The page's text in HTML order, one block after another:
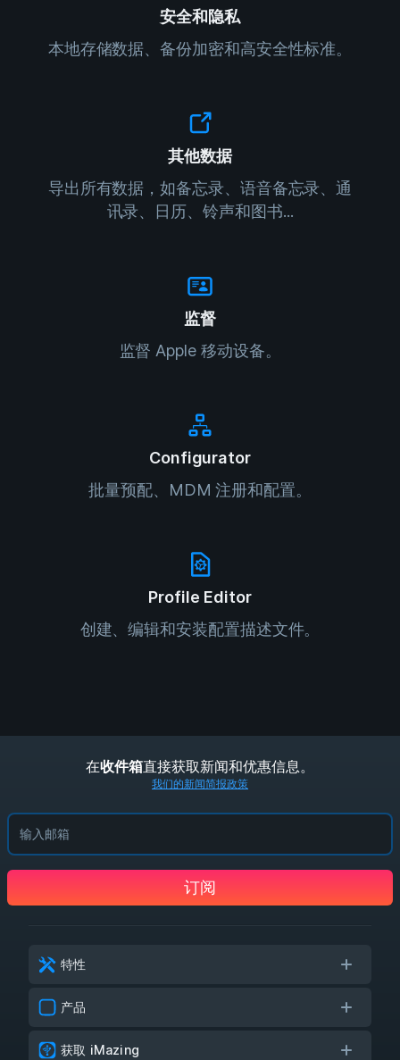
安全和隐私
本地存储数据、备份加密和高安全性标准。
其他数据
导出所有数据，如备忘录、语音备忘录、通
讯录、日历、铃声和图书...
监督
监督 Apple 移动设备。
Configurator
批量预配、MDM 注册和配置。
Profile Editor
创建、编辑和安装配置描述文件。
在收件箱直接获取新闻和优惠信息。
我们的新闻简报政策
订阅
特性
产品
获取 iMazing